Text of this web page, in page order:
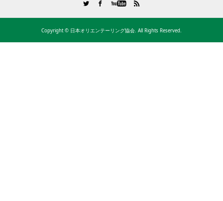
Copyright © 日本オリエンテーリング協会. All Rights Reserved.